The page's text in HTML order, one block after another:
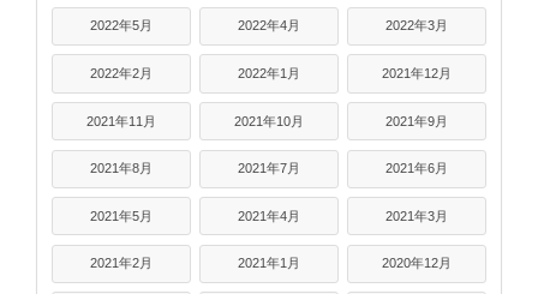
2022年5月 2022年4月 2022年3月
2022年2月 2022年1月 2021年12月
2021年11月 2021年10月 2021年9月
2021年8月 2021年7月 2021年6月
2021年5月 2021年4月 2021年3月
2021年2月 2021年1月 2020年12月